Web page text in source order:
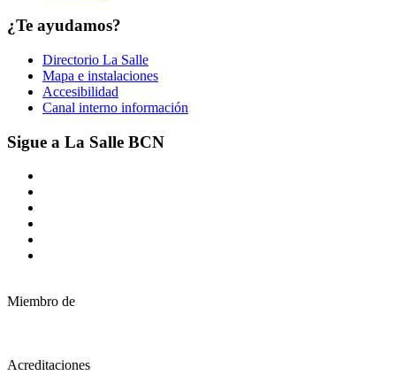
¿Te ayudamos?
Directorio La Salle
Mapa e instalaciones
Accesibilidad
Canal interno información
Sigue a La Salle BCN
Miembro de
Acreditaciones